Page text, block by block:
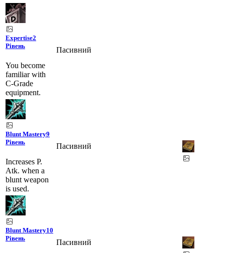
Expertise2
Рівень
You become
familiar with
C-Grade
equipment.
Пасивний
Blunt Mastery9
Рівень
Increases P.
Atk. when a
blunt weapon
is used.
Пасивний
Blunt Mastery10
Рівень
Пасивний